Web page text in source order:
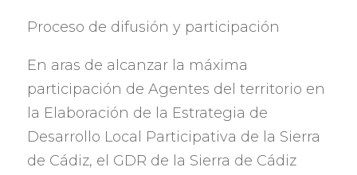
Proceso de difusión y participación
En aras de alcanzar la máxima
participación de Agentes del territorio en
la Elaboración de la Estrategia de
Desarrollo Local Participativa de la Sierra
de Cádiz, el GDR de la Sierra de Cádiz